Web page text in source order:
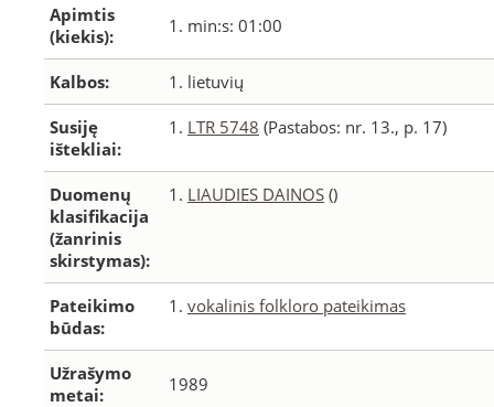
Apimtis
(kiekis):
1. min:s: 01:00
Kalbos: 1. lietuvių
Susiję
ištekliai:
1. LTR 5748 (Pastabos: nr. 13., p. 17)
Duomenų
klasifikacija
(žanrinis
skirstymas):
1. LIAUDIES DAINOS ()
Pateikimo
būdas:
1. vokalinis folkloro pateikimas
Užrašymo
metai:
1989